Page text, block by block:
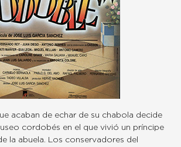
acaban de echar de su chabola decide
cordobés en el que vivió un príncipe
la abuela. Los conservadores del